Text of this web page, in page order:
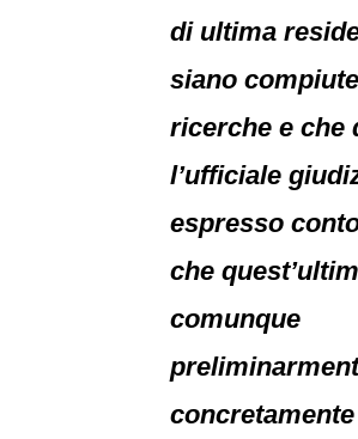
di ultima
siano
ricerche e che
l’ufficiale
espresso
che
comunque